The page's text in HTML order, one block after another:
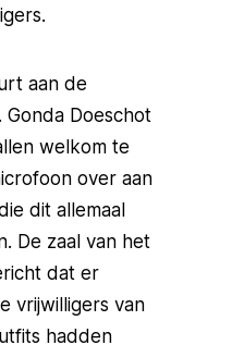
aan de
Gonda Doeschot
welkom te
over aan
dit allemaal
De zaal van het
dat er
vrijwilligers van
hadden